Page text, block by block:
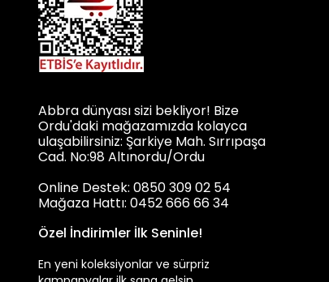
Abbra dünyası sizi bekliyor! Bize
Ordu'daki mağazamızda kolayca
ulaşabilirsiniz: Şarkiye Mah. Sırrıpaşa
Cad. No:98 Altınordu/Ordu
Online Destek: 0850 309 02 54
Mağaza Hattı: 0452 666 66 34
Özel İndirimler İlk Seninle!
En yeni koleksiyonlar ve sürpriz